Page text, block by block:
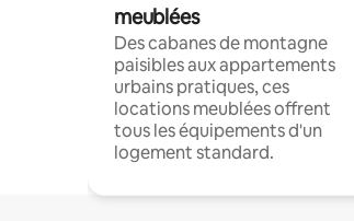
meublées
Des cabanes de montagne
paisibles aux appartements
urbains pratiques, ces
locations meublées offrent
tous les équipements d'un
logement standard.